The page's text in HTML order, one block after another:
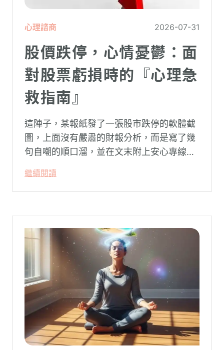
心理諮商 2026-07-31
股價跌停，心情憂鬱：面
對股票虧損時的『心理急
救指南』
這陣子，某報紙發了一張股市跌停的軟體截
圖，上面沒有嚴肅的財報分析，而是寫了幾
句自嘲的順口溜，並在文末附上安心專線與
被廣泛轉載。對許多投資人而言，螢幕上下
跌的數字背後，實質連結的是個人的財務壓
繼續閱讀